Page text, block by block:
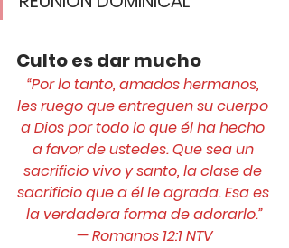
Culto es dar mucho
“Por lo tanto, amados hermanos,
les ruego que entreguen su cuerpo
a Dios por todo lo que él ha hecho
a favor de ustedes. Que sea un
sacrificio vivo y santo, la clase de
sacrificio que a él le agrada. Esa es
la verdadera forma de adorarlo.”
— ‭‭Romanos‬ ‭12:1‬ ‭NTV‬‬